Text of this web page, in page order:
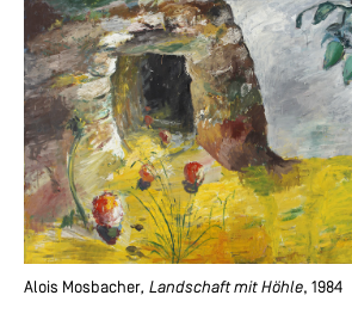
Alois Mosbacher, Landschaft mit Höhle, 1984